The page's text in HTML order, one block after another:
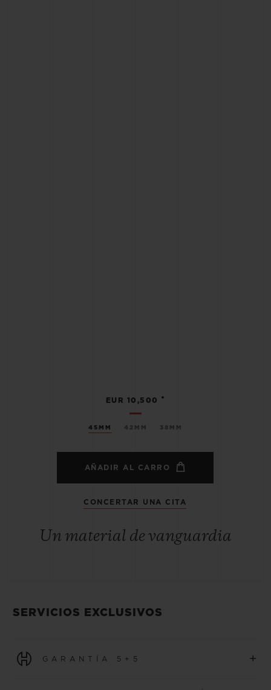
45MM 42MM 38MM
EUR 10,500 •
AÑADIR AL CARRO
CONCERTAR UNA CITA
Un material de vanguardia
SERVICIOS EXCLUSIVOS
GARANTÍA 5+5 +